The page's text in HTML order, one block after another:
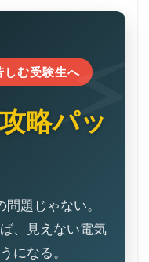
しむ受験生へ
略パッ
題じゃない。
、見えない電気
になる。